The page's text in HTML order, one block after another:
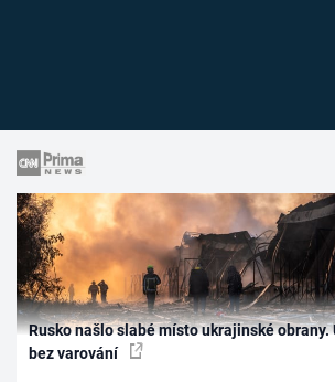
Rusko našlo slabé místo ukrajinské
bez varování